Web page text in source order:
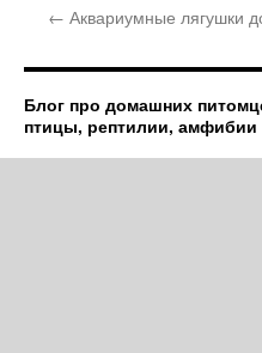
← Аквариумные лягушки
Блог про домашних
птицы, рептилии,